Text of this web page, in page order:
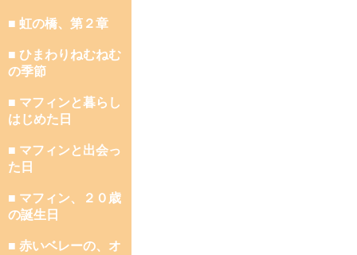
■ 虹の橋、第２章
■ ひまわりねむねむ
の季節
■ マフィンと暮らし
はじめた日
■ マフィンと出会っ
た日
■ マフィン、２０歳
の誕生日
■ 赤いベレーの、オ